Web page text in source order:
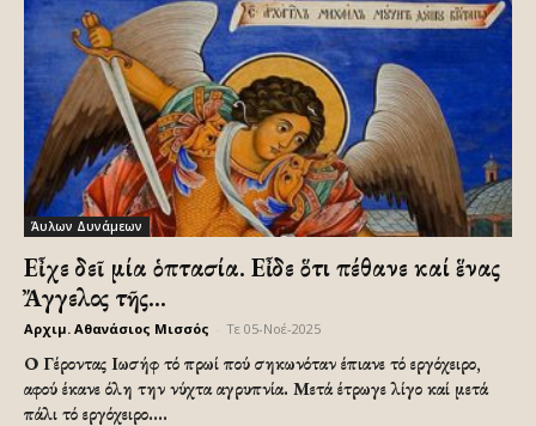
Άυλων Δυνάμεων
Εἶχε δεῖ μία ὁπτασία. Εἶδε ὅτι πέθανε καί ἕνας
Ἄγγελος τῆς...
Αρχιμ. Αθανάσιος Μισσός Τε 05-Νοέ-2025
Ο Γέροντας Ιωσήφ τό πρωί πού σηκωνόταν έπιανε τό εργόχειρο,
αφού έκανε όλη την νύχτα αγρυπνία. Μετά έτρωγε λίγο καί μετά
πάλι τό εργόχειρο....